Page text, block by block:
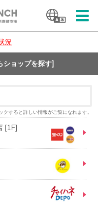
況
ショップを探す]
すると詳しい情報がご覧になれます。
[1F]